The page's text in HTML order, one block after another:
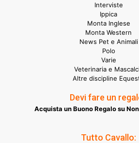
Interviste
Ippica
Monta Inglese
Monta Western
News Pet e Animali
Polo
Varie
Veterinaria e
Altre discipline
Devi fare un
Acquista un Buono Regalo su
Tutto Cavallo: